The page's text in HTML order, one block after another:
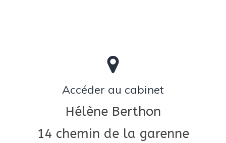
Accéder au cabinet
Hélène Berthon
14 chemin de la garenne